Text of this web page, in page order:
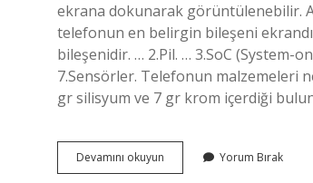
ekrana dokunarak görüntülenebilir.
telefonun en belirgin bileşeni
bileşenidir. … 2.Pil. … 3.SoC (System-
7.Sensörler. Telefonun malzemeleri
gr silisyum ve 7 gr krom içerdiği
Devamını okuyun
Telefonlar
Yorum Bırak